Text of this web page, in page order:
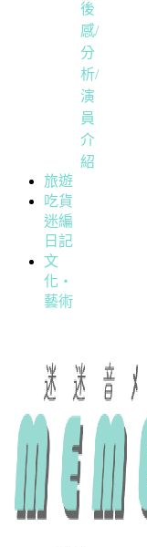
後
感/
分
析/
演
員
介
紹
旅遊
吃貨
迷編
日記
文
化・
藝術